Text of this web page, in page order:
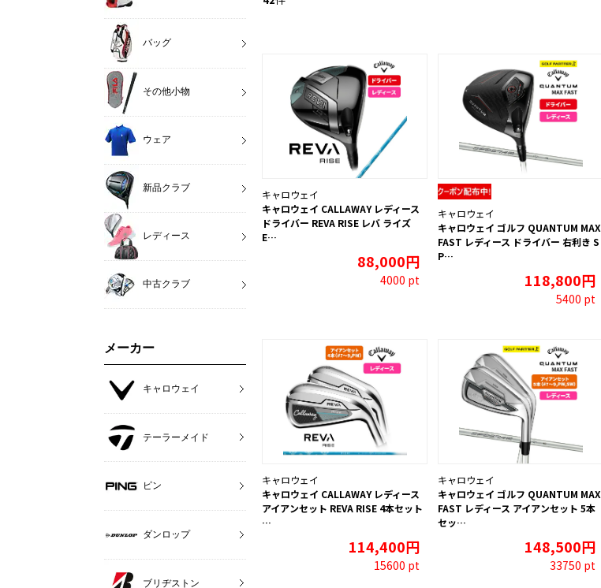
キャロウェイ
キャロウェイ CALLAWAY レディース
ドライバー REVA RISE レバ ライズ
E…
88,000円
4000 pt
キャロウェイ
キャロウェイ ゴルフ QUANTUM MAX
FAST レディース ドライバー 右利き S
P…
118,800円
5400 pt
キャロウェイ
キャロウェイ CALLAWAY レディース
アイアンセット REVA RISE 4本セット
…
114,400円
15600 pt
キャロウェイ
キャロウェイ ゴルフ QUANTUM MAX
FAST レディース アイアンセット 5本
セッ…
148,500円
33750 pt
バッグ
その他小物
ウェア
新品クラブ
レディース
中古クラブ
メーカー
キャロウェイ
テーラーメイド
ピン
ダンロップ
ブリヂストン